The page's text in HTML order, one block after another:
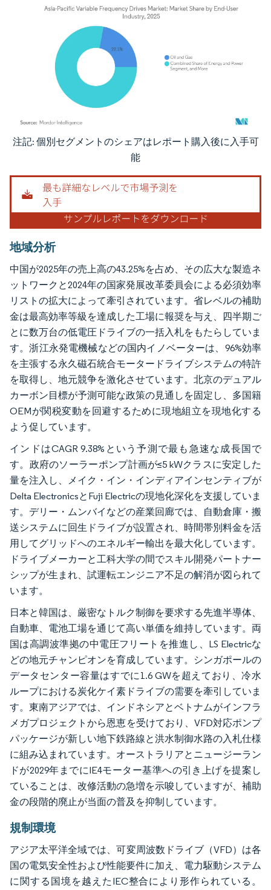
画像 © Mordor Intelligence。再利用にはCC BY 4.0の表示が必要です。
注記: 個別セグメントのシェアはレポート購入後に入手可
能
地域分析
中国が2025年の売上高の43.25%を占め、その広大な製造ネ
ットワークと2024年の国家発展改革委員会による必須効率
リストの拡大によって牽引されています。省レベルの補助
金は最高効率等級を達成した工場に報奨を与え、四半期ご
とに数万台の低電圧ドライブの一括入札をもたらしていま
す。浙江永発電機械などの国内イノベーターは、96%効率
を主張する永久磁石統合モータードライブシステムの特許
を取得し、地元競争を激化させています。北京のデュアル
カーボン目標が予測可能な政策の見通しを固定し、多国籍
OEMが関税変動を回避するために現地組立を現地化する
よう促しています。
インドはCAGR 9.38%という予測で最も急速な成長国で
す。政府のソーラーポンプ計画が≤5 kWクラスに安定した
量を注入し、メイク・イン・インディアインセンティブが
Delta ElectronicsとFuji Electricの現地化深化を支援していま
す。デリー・ムンバイなどの産業回廊では、自動倉庫・搬
送システムに回生ドライブが設置され、時間帯別料金を活
用してグリッドへのエネルギー輸出を最大化しています。
ドライブメーカーと工科大学の間でスキル開発パートナー
シップが生まれ、試運転エンジニア不足の解消が図られて
います。
日本と韓国は、厳密なトルク制御を要求する先進半導体、
自動車、電池工場を通じて高い単価を維持しています。両
国は高調波準拠の中電圧フリートを推進し、LS Electricな
どの地元チャンピオンを育成しています。シンガポールの
データセンター容量はすでに1.6 GWを超えており、冷水
ループにおける炭化ケイ素ドライブの需要を牽引していま
す。東南アジアでは、インドネシアとベトナムがインフラ
メガプロジェクトから恩恵を受けており、VFD対応ポンプ
パッケージが新しい地下鉄路線と洪水制御水路の入札仕様
に組み込まれています。オーストラリアとニュージーラン
ドが2029年までにIE4モーター基準への引き上げを提案し
ていることは、改修活動の急増を示唆していますが、補助
金の段階的廃止が当面の普及を抑制しています。
規制環境
アジア太平洋全域では、可変周波数ドライブ（VFD）は各
国の電気安全性および性能要件に加え、電力駆動システム
に関する国境を越えたIEC整合により形作られている。